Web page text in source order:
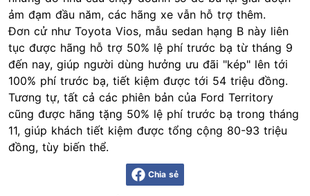
ảm đạm đầu năm, các hãng xe vẫn hỗ trợ thêm.
Đơn cử như Toyota Vios, mẫu sedan hạng B này liên
tục được hãng hỗ trợ 50% lệ phí trước bạ từ tháng 9
đến nay, giúp người dùng hưởng ưu đãi "kép" lên tới
100% phí trước bạ, tiết kiệm được tới 54 triệu đồng.
Tương tự, tất cả các phiên bản của Ford Territory
cũng được hãng tặng 50% lệ phí trước bạ trong tháng
11, giúp khách tiết kiệm được tổng cộng 80-93 triệu
đồng, tùy biến thể.
Chia sẻ